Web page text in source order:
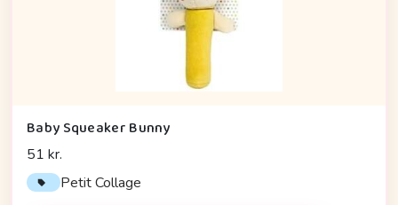
Baby Squeaker Bunny
51 kr.
Petit Collage